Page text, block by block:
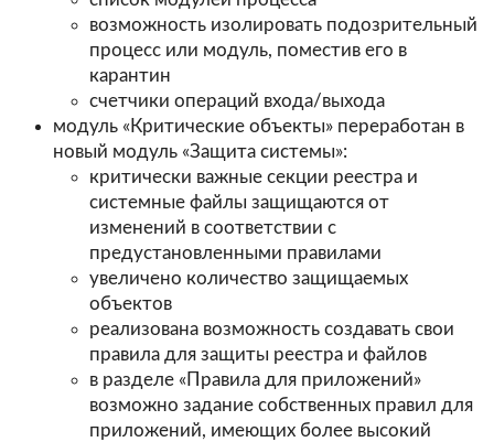
возможность изолировать подозрительный
процесс или модуль, поместив его в
карантин
счетчики операций входа/выхода
модуль «Критические объекты» переработан в
новый модуль «Защита системы»:
критически важные секции реестра и
системные файлы защищаются от
изменений в соответствии с
предустановленными правилами
увеличено количество защищаемых
объектов
реализована возможность создавать свои
правила для защиты реестра и файлов
в разделе «Правила для приложений»
возможно задание собственных правил для
приложений, имеющих более высокий